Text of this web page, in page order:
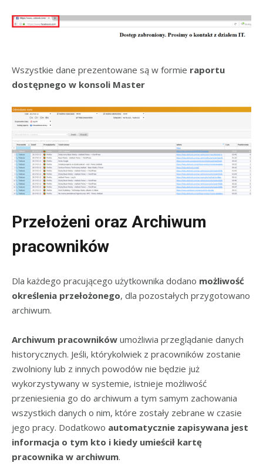
Wszystkie dane prezentowane są w formie raportu
dostępnego w konsoli Master
Przełożeni oraz Archiwum
pracowników
Dla każdego pracującego użytkownika dodano możliwość
określenia przełożonego, dla pozostałych przygotowano
archiwum.
Archiwum pracowników umożliwia przeglądanie danych
historycznych. Jeśli, którykolwiek z pracowników zostanie
zwolniony lub z innych powodów nie będzie już
wykorzystywany w systemie, istnieje możliwość
przeniesienia go do archiwum a tym samym zachowania
wszystkich danych o nim, które zostały zebrane w czasie
jego pracy. Dodatkowo automatycznie zapisywana jest
informacja o tym kto i kiedy umieścił kartę
pracownika w archiwum.